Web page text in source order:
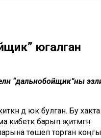
югалган
“дальнобойщик”ны эзли,
дә юк булган. Бу
кибеткә барып җитмәгән.
төшеп торган